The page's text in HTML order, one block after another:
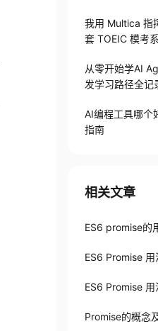
我用 Multica 指
套 TOEIC 模考
从零开始学AI
发学习路径全记
AI编程工具哪个
指南
相关文章
ES6 promise的
ES6 Promise 用
ES6 Promise 用
Promise的概